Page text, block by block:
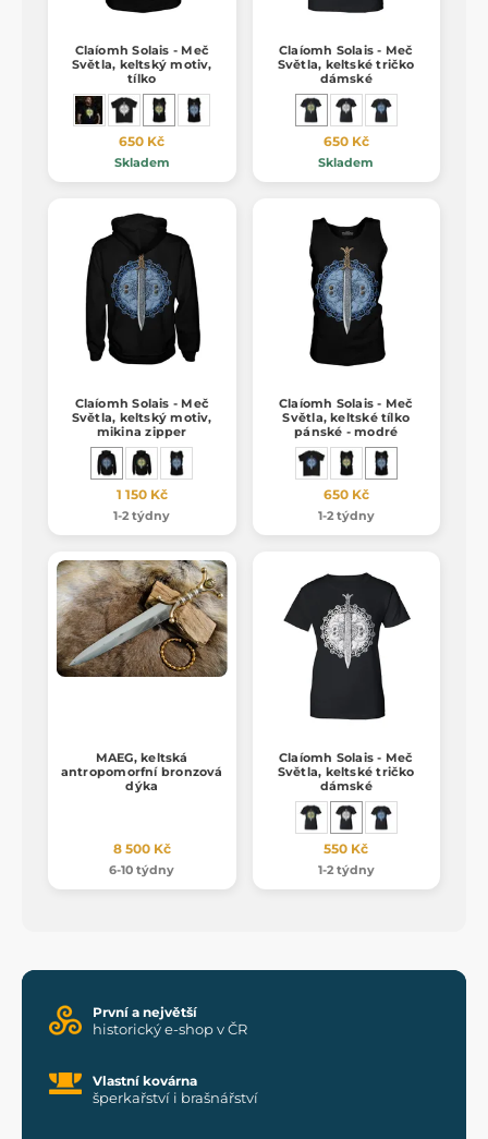
Claíomh Solais - Meč
Světla, keltský motiv,
tílko
650 Kč
Skladem
Claíomh Solais - Meč
Světla, keltské tričko
dámské
650 Kč
Skladem
Claíomh Solais - Meč
Světla, keltský motiv,
mikina zipper
1 150 Kč
1-2 týdny
Claíomh Solais - Meč
Světla, keltské tílko
pánské - modré
650 Kč
1-2 týdny
MAEG, keltská
antropomorfní bronzová
dýka
8 500 Kč
6-10 týdny
Claíomh Solais - Meč
Světla, keltské tričko
dámské
550 Kč
1-2 týdny
První a největší
historický e-shop v ČR
Vlastní kovárna
šperkařství i brašnářství